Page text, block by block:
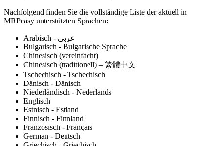
Nachfolgend finden Sie die vollständige Liste der aktuell in
MRPeasy unterstützten Sprachen:
Arabisch - عربي
Bulgarisch - Bulgarische Sprache
Chinesisch (vereinfacht)
Chinesisch (traditionell) – 繁體中文
Tschechisch - Tschechisch
Dänisch - Dänisch
Niederländisch - Nederlands
Englisch
Estnisch - Estland
Finnisch - Finnland
Französisch - Français
German - Deutsch